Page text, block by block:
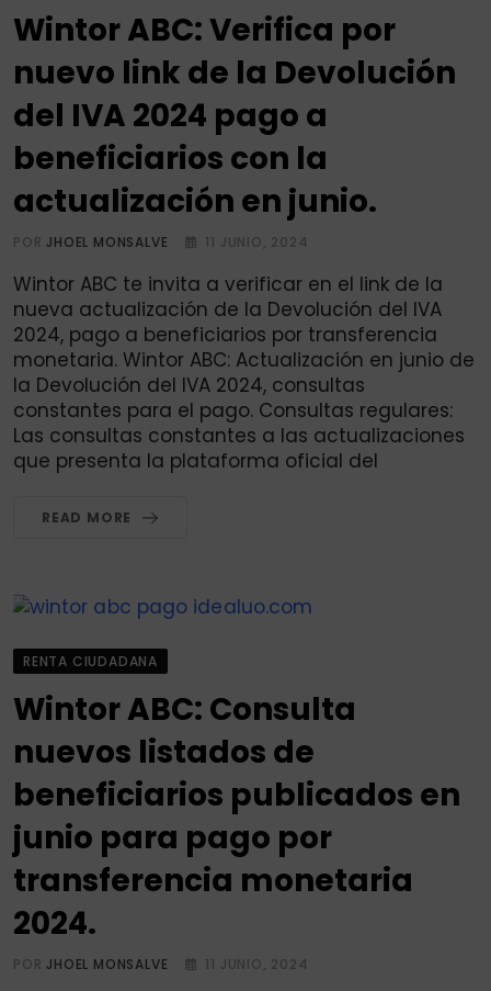
Wintor ABC: Verifica por
nuevo link de la Devolución
del IVA 2024 pago a
beneficiarios con la
actualización en junio.
PORJHOEL MONSALVE 11 JUNIO, 2024
Wintor ABC te invita a verificar en el link de la
nueva actualización de la Devolución del IVA
2024, pago a beneficiarios por transferencia
monetaria. Wintor ABC: Actualización en junio de
la Devolución del IVA 2024, consultas
constantes para el pago. Consultas regulares:
Las consultas constantes a las actualizaciones
que presenta la plataforma oficial del
READ MORE
RENTA CIUDADANA
Wintor ABC: Consulta
nuevos listados de
beneficiarios publicados en
junio para pago por
transferencia monetaria
2024.
PORJHOEL MONSALVE 11 JUNIO, 2024